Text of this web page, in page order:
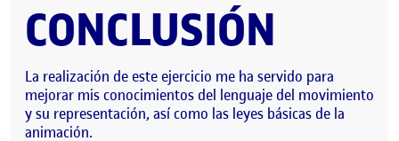
CONCLUSIÓN
La realización de este ejercicio me ha servido para
mejorar mis conocimientos del lenguaje del movimiento
y su representación, así como las leyes básicas de la
animación.